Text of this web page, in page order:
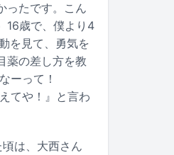
ったです。こん
16歳で、僕より4
を見て、勇気を
薬の差し方を教
ーって！
てや！』と言わ
は、大西さん